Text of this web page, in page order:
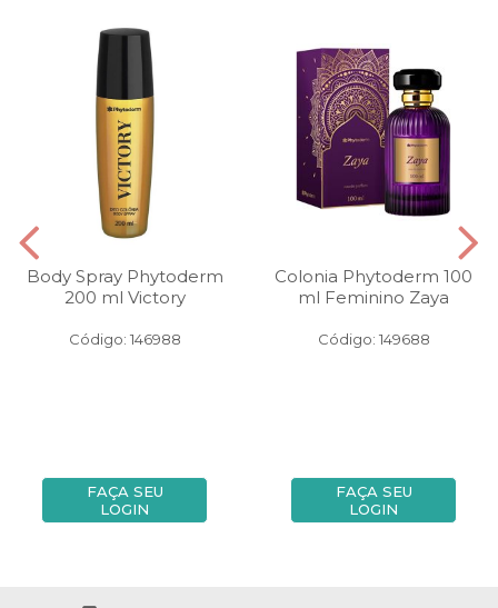
Body Spray Phytoderm
200 ml Victory
Código: 146988
FAÇA SEU
LOGIN
Colonia Phytoderm 100
ml Feminino Zaya
Código: 149688
FAÇA SEU
LOGIN